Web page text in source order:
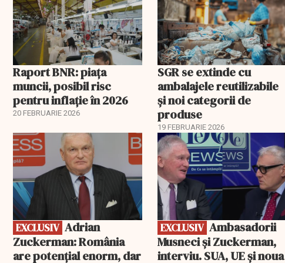
Raport BNR: piața
muncii, posibil risc
pentru inflație în 2026
20 FEBRUARIE 2026
SGR se extinde cu
ambalajele reutilizabile
și noi categorii de
produse
19 FEBRUARIE 2026
EXCLUSIV
EXCLUSIV
Zuckerman: România
are potențial enorm, dar
EXCLUSIV
EXCLUSIV Ambasadorii
Musneci și Zuckerman,
interviu. SUA, UE și noua